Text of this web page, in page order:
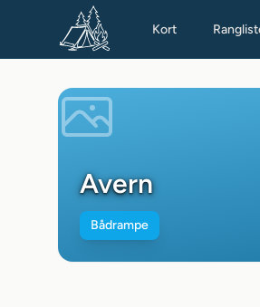
Kort
Avern
Bådrampe